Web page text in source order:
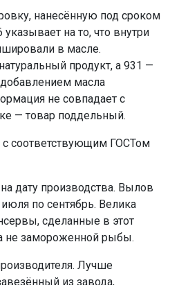
нанесённую под сроком
на то, что внутри
в масле.
продукт, а 931 —
масла
не совпадает с
— товар поддельный.
соответствующим ГОСТом
дату производства. Вылов
по сентябрь. Велика
сделанные в этот
не замороженной рыбы.
Лучше
из завода,